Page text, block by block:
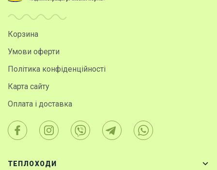
Корзина
Умови оферти
Політика конфіденційності
Карта сайту
Оплата і доставка
ТЕПЛОХОДИ